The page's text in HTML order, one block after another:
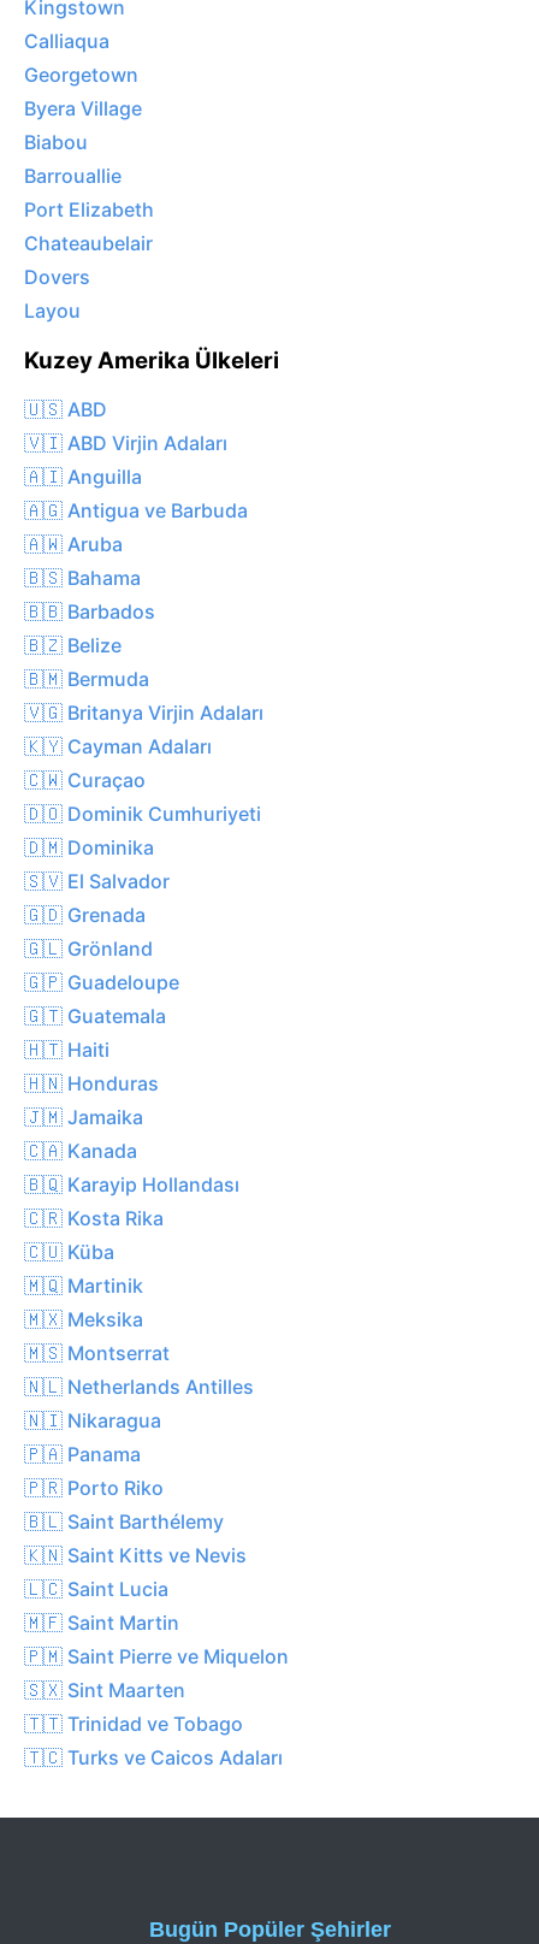
Kingstown
Calliaqua
Georgetown
Byera Village
Biabou
Barrouallie
Port Elizabeth
Chateaubelair
Dovers
Layou
Kuzey Amerika Ülkeleri
🇺🇸 ABD
🇻🇮 ABD Virjin Adaları
🇦🇮 Anguilla
🇦🇬 Antigua ve Barbuda
🇦🇼 Aruba
🇧🇸 Bahama
🇧🇧 Barbados
🇧🇿 Belize
🇧🇲 Bermuda
🇻🇬 Britanya Virjin Adaları
🇰🇾 Cayman Adaları
🇨🇼 Curaçao
🇩🇴 Dominik Cumhuriyeti
🇩🇲 Dominika
🇸🇻 El Salvador
🇬🇩 Grenada
🇬🇱 Grönland
🇬🇵 Guadeloupe
🇬🇹 Guatemala
🇭🇹 Haiti
🇭🇳 Honduras
🇯🇲 Jamaika
🇨🇦 Kanada
🇧🇶 Karayip Hollandası
🇨🇷 Kosta Rika
🇨🇺 Küba
🇲🇶 Martinik
🇲🇽 Meksika
🇲🇸 Montserrat
🇳🇱 Netherlands Antilles
🇳🇮 Nikaragua
🇵🇦 Panama
🇵🇷 Porto Riko
🇧🇱 Saint Barthélemy
🇰🇳 Saint Kitts ve Nevis
🇱🇨 Saint Lucia
🇲🇫 Saint Martin
🇵🇲 Saint Pierre ve Miquelon
🇸🇽 Sint Maarten
🇹🇹 Trinidad ve Tobago
🇹🇨 Turks ve Caicos Adaları
Bugün Popüler Şehirler